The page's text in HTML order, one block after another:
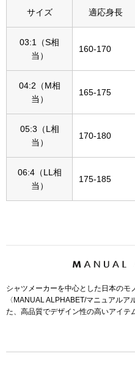
ーブルウェア
ズ
サイズ 適応身長
03:1（S相
当）
160-170
04:2（M相
当）
165-175
05:3（L相
当）
170-180
06:4（LL相
当）
175-185
シャツメーカーを中心とした日本のモ
〈MANUAL ALPHABET/マニュアル
た、高品質でデザイン性の高いアイテ